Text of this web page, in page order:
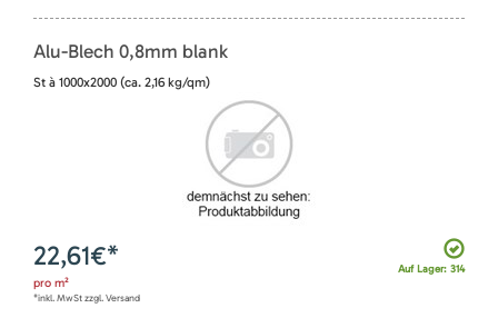
Alu-Blech 0,8mm blank
St à 1000x2000 (ca. 2,16 kg/qm)
Auf Lager: 314
22,61€*
pro m²
*inkl. MwSt zzgl. Versand